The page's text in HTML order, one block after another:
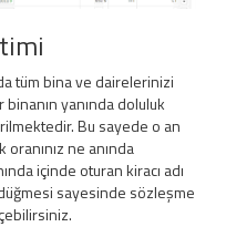
tüm bina ve dairelerinizi
yanında doluluk
Bu sayede o an
ne anında
içinde oturan kiracı adı
sayesinde sözleşme